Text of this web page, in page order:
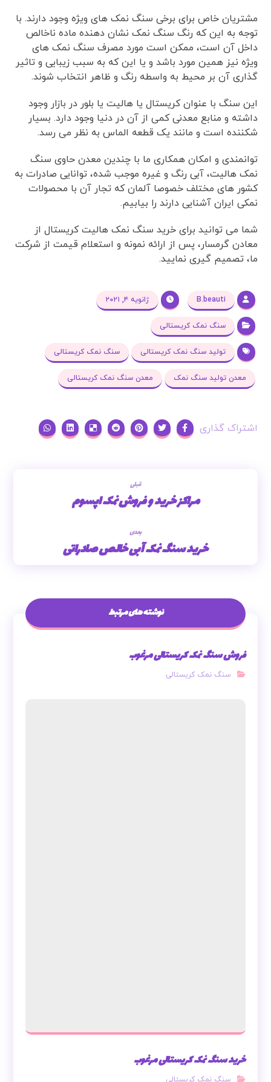
مشتریان خاص برای برخی سنگ نمک های ویژه وجود دارند. با
توجه به این که رنگ سنگ نمک نشان دهنده ماده ناخالص
داخل آن است، ممکن است مورد مصرف سنگ نمک های
ویژه نیز همین مورد باشد و یا این که به سبب زیبایی و تاثیر
گذاری آن بر محیط به واسطه رنگ و ظاهر انتخاب شوند.
این سنگ با عنوان کریستال یا هالیت یا بلور در بازار وجود
داشته و منابع معدنی کمی از آن در دنیا وجود دارد. بسیار
شکننده است و مانند یک قطعه الماس به نظر می رسد.
توانمندی و امکان همکاری ما با چندین معدن حاوی سنگ
نمک هالیت، آبی رنگ و غیره موجب شده، توانایی صادرات به
کشور های مختلف خصوصا آلمان که تجار آن با محصولات
نمکی ایران آشنایی دارند را بیابیم.
شما می توانید برای خرید سنگ نمک هالیت کریستال از
معادن گرمسار، پس از ارائه نمونه و استعلام قیمت از شرکت
ما، تصمیم گیری نمایید.
B.beauti ژانویه ۴, ۲۰۲۱
سنگ نمک کریستالی
تولید سنگ نمک کریستالی سنگ نمک کریستالی
معدن تولید سنگ نمک معدن سنگ نمک کریستالی
قبلی
مراکز خرید و فروش نمک اپسوم
بعدی
خرید سنگ نمک آبی خالص صادراتی
نوشته های مرتبط
فروش سنگ نمک کریستالی مرغوب
سنگ نمک کریستالی
خرید سنگ نمک کریستالی مرغوب
سنگ نمک کریستالی